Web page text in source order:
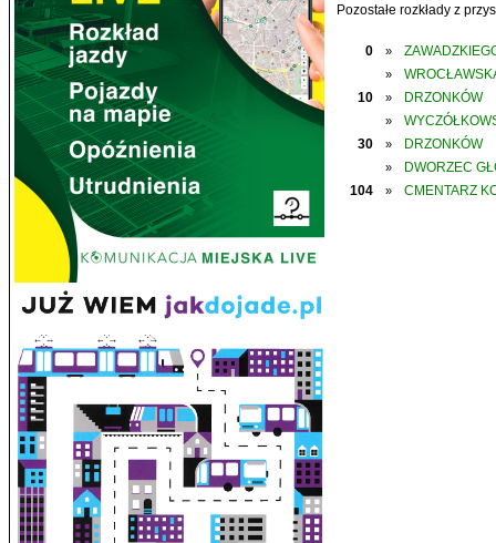
Pozostałe rozkłady z
0 »
»
10
» DRZONKÓW
»
30
» DRZONKÓW
»
DWORZEC
104
» CMENTARZ